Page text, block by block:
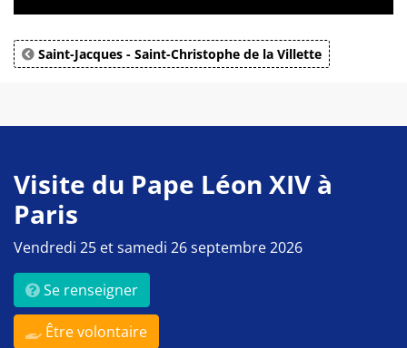
Saint-Jacques - Saint-Christophe de la Villette
Visite du Pape Léon XIV à
Paris
Vendredi 25 et samedi 26 septembre 2026
Se renseigner
Être volontaire